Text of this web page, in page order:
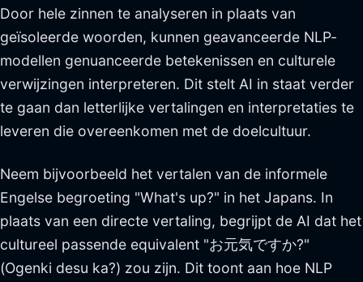
Door hele zinnen te analyseren in plaats van
geïsoleerde woorden, kunnen geavanceerde NLP-
modellen genuanceerde betekenissen en culturele
verwijzingen interpreteren. Dit stelt AI in staat verder
te gaan dan letterlijke vertalingen en interpretaties te
leveren die overeenkomen met de doelcultuur.
Neem bijvoorbeeld het vertalen van de informele
Engelse begroeting "What's up?" in het Japans. In
plaats van een directe vertaling, begrijpt de AI dat het
cultureel passende equivalent "お元気ですか?"
(Ogenki desu ka?) zou zijn. Dit toont aan hoe NLP